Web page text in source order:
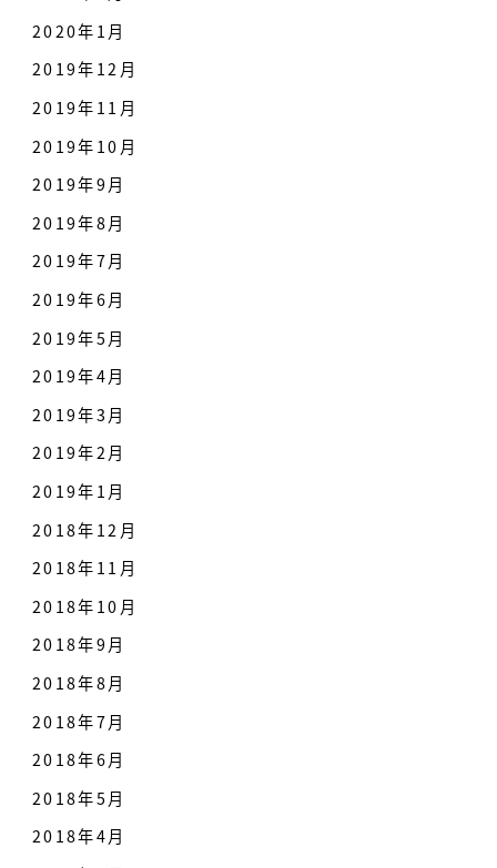
2020年1月
2019年12月
2019年11月
2019年10月
2019年9月
2019年8月
2019年7月
2019年6月
2019年5月
2019年4月
2019年3月
2019年2月
2019年1月
2018年12月
2018年11月
2018年10月
2018年9月
2018年8月
2018年7月
2018年6月
2018年5月
2018年4月